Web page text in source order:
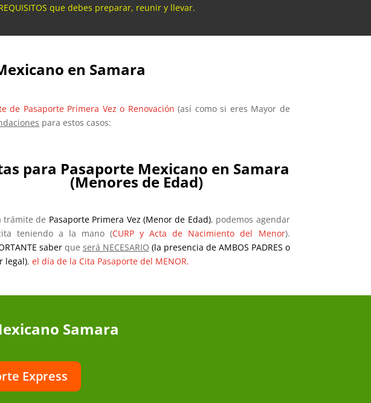
que debes preparar, reunir y llevar.
en Samara
de Pasaporte Primera Vez o Renovación (así como si eres Mayor de
para estos casos:
para Pasaporte Mexicano en Samara
(Menores de Edad)
trámite de Pasaporte Primera Vez (Menor de Edad), podemos agendar
teniendo a la mano (CURP y Acta de Nacimiento del Menor).
saberque será NECESARIO (la presencia de AMBOS PADRES o
legal), el día de la Cita Pasaporte del MENOR.
Samara
Express